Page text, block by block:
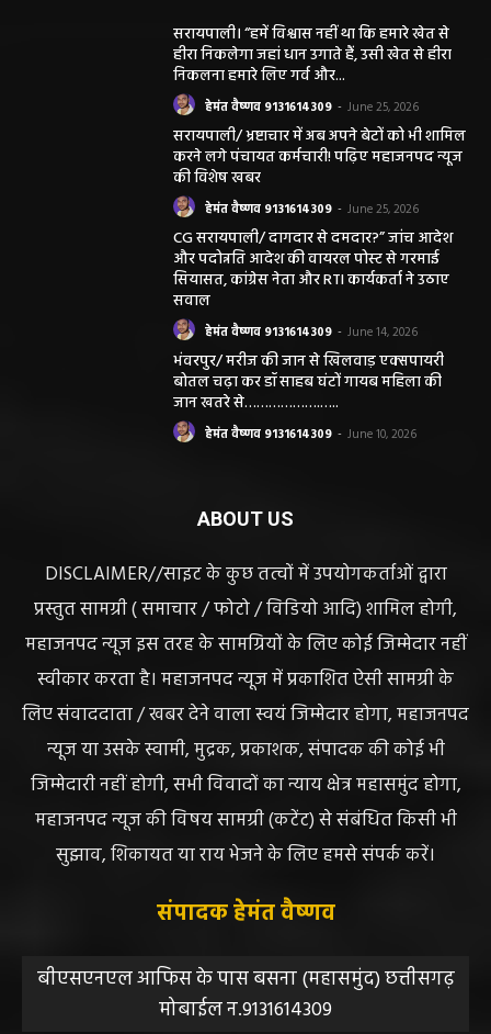
सरायपाली। “हमें विश्वास नहीं था कि हमारे खेत से
हीरा निकलेगा जहां धान उगाते हैं, उसी खेत से हीरा
निकलना हमारे लिए गर्व और...
हेमंत वैष्णव 9131614309 - June 25, 2026
सरायपाली/ भ्रष्टाचार में अब अपने बेटों को भी शामिल
करने लगे पंचायत कर्मचारी! पढ़िए महाजनपद न्यूज
की विशेष खबर
हेमंत वैष्णव 9131614309 - June 25, 2026
CG सरायपाली/ दागदार से दमदार?” जांच आदेश
और पदोन्नति आदेश की वायरल पोस्ट से गरमाई
सियासत, कांग्रेस नेता और RTI कार्यकर्ता ने उठाए
सवाल
हेमंत वैष्णव 9131614309 - June 14, 2026
भंवरपुर/ मरीज की जान से खिलवाड़ एक्सपायरी
बोतल चढ़ा कर डॉ साहब घंटों गायब महिला की
जान खतरे से……………….…..
हेमंत वैष्णव 9131614309 - June 10, 2026
ABOUT US
DISCLAIMER//साइट के कुछ तत्वों में उपयोगकर्ताओं द्वारा
प्रस्तुत सामग्री ( समाचार / फोटो / विडियो आदि) शामिल होगी,
महाजनपद न्यूज इस तरह के सामग्रियों के लिए कोई जिम्मेदार नहीं
स्वीकार करता है। महाजनपद न्यूज में प्रकाशित ऐसी सामग्री के
लिए संवाददाता / खबर देने वाला स्वयं जिम्मेदार होगा, महाजनपद
न्यूज या उसके स्वामी, मुद्रक, प्रकाशक, संपादक की कोई भी
जिम्मेदारी नहीं होगी, सभी विवादों का न्याय क्षेत्र महासमुंद होगा,
महाजनपद न्यूज की विषय सामग्री (कटेंट) से संबंधित किसी भी
सुझाव, शिकायत या राय भेजने के लिए हमसे संपर्क करें।
संपादक हेमंत वैष्णव
बीएसएनएल आफिस के पास बसना (महासमुंद) छत्तीसगढ़
मोबाईल न.9131614309